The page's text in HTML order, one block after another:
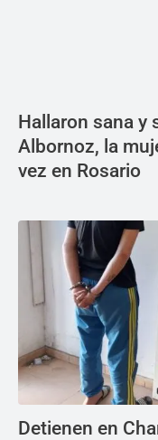
Hallaron sana y
Albornoz, la
vez en Rosario
Detienen en